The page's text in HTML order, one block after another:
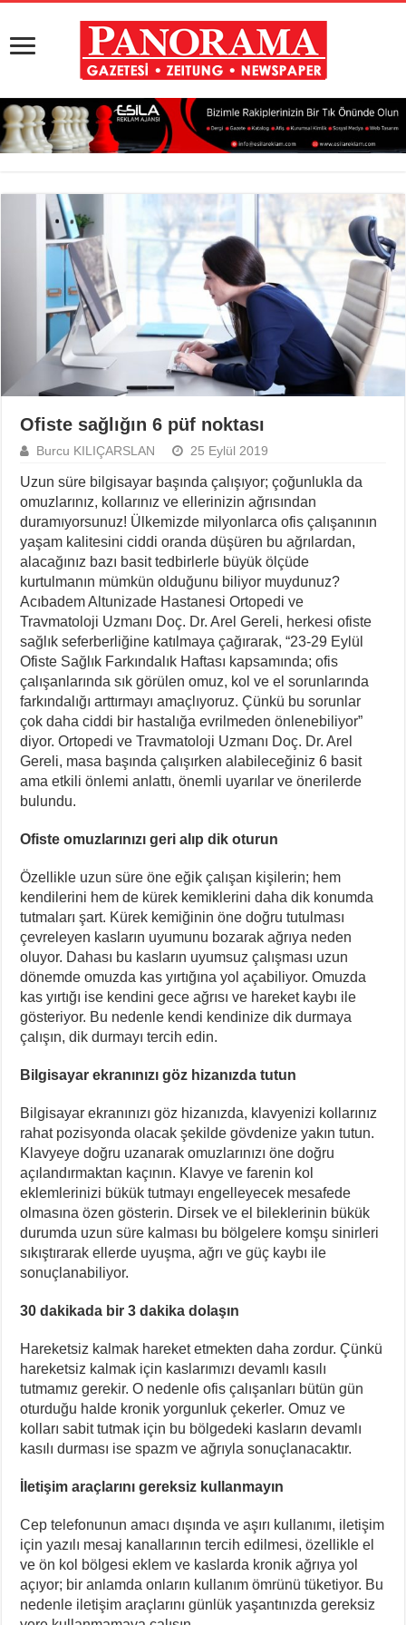
Ofiste sağlığın 6 püf noktası
Burcu KILIÇARSLAN 25 Eylül 2019
Uzun süre bilgisayar başında çalışıyor; çoğunlukla da
omuzlarınız, kollarınız ve ellerinizin ağrısından
duramıyorsunuz! Ülkemizde milyonlarca ofis çalışanının
yaşam kalitesini ciddi oranda düşüren bu ağrılardan,
alacağınız bazı basit tedbirlerle büyük ölçüde
kurtulmanın mümkün olduğunu biliyor muydunuz?
Acıbadem Altunizade Hastanesi Ortopedi ve
Travmatoloji Uzmanı Doç. Dr. Arel Gereli, herkesi ofiste
sağlık seferberliğine katılmaya çağırarak, “23-29 Eylül
Ofiste Sağlık Farkındalık Haftası kapsamında; ofis
çalışanlarında sık görülen omuz, kol ve el sorunlarında
farkındalığı arttırmayı amaçlıyoruz. Çünkü bu sorunlar
çok daha ciddi bir hastalığa evrilmeden önlenebiliyor”
diyor. Ortopedi ve Travmatoloji Uzmanı Doç. Dr. Arel
Gereli, masa başında çalışırken alabileceğiniz 6 basit
ama etkili önlemi anlattı, önemli uyarılar ve önerilerde
bulundu.
Ofiste omuzlarınızı geri alıp dik oturun
Özellikle uzun süre öne eğik çalışan kişilerin; hem
kendilerini hem de kürek kemiklerini daha dik konumda
tutmaları şart. Kürek kemiğinin öne doğru tutulması
çevreleyen kasların uyumunu bozarak ağrıya neden
oluyor. Dahası bu kasların uyumsuz çalışması uzun
dönemde omuzda kas yırtığına yol açabiliyor. Omuzda
kas yırtığı ise kendini gece ağrısı ve hareket kaybı ile
gösteriyor. Bu nedenle kendi kendinize dik durmaya
çalışın, dik durmayı tercih edin.
Bilgisayar ekranınızı göz hizanızda tutun
Bilgisayar ekranınızı göz hizanızda, klavyenizi kollarınız
rahat pozisyonda olacak şekilde gövdenize yakın tutun.
Klavyeye doğru uzanarak omuzlarınızı öne doğru
açılandırmaktan kaçının. Klavye ve farenin kol
eklemlerinizi bükük tutmayı engelleyecek mesafede
olmasına özen gösterin. Dirsek ve el bileklerinin bükük
durumda uzun süre kalması bu bölgelere komşu sinirleri
sıkıştırarak ellerde uyuşma, ağrı ve güç kaybı ile
sonuçlanabiliyor.
30 dakikada bir 3 dakika dolaşın
Hareketsiz kalmak hareket etmekten daha zordur. Çünkü
hareketsiz kalmak için kaslarımızı devamlı kasılı
tutmamız gerekir. O nedenle ofis çalışanları bütün gün
oturduğu halde kronik yorgunluk çekerler. Omuz ve
kolları sabit tutmak için bu bölgedeki kasların devamlı
kasılı durması ise spazm ve ağrıyla sonuçlanacaktır.
İletişim araçlarını gereksiz kullanmayın
Cep telefonunun amacı dışında ve aşırı kullanımı, iletişim
için yazılı mesaj kanallarının tercih edilmesi, özellikle el
ve ön kol bölgesi eklem ve kaslarda kronik ağrıya yol
açıyor; bir anlamda onların kullanım ömrünü tüketiyor. Bu
nedenle iletişim araçlarını günlük yaşantınızda gereksiz